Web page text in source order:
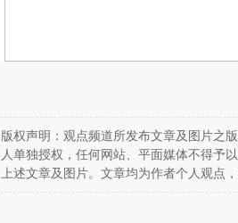
版权声明：观点频道所发布文章及图片之
人单独授权，任何网站、平面媒体不得予
上述文章及图片。文章均为作者个人观点